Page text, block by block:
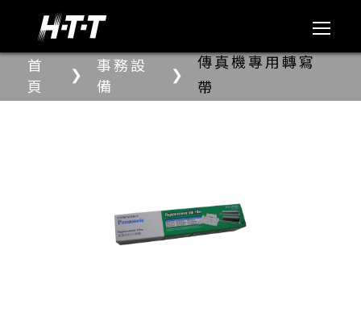
首
頁
❯
事務設
備
❯
傳真機專用轉寫
帶